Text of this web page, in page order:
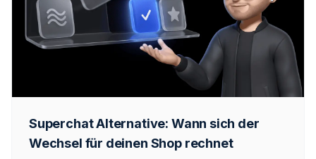
Superchat Alternative: Wann sich der
Wechsel für deinen Shop rechnet